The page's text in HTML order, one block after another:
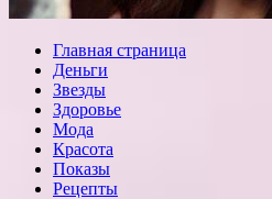
Главная страница
Деньги
Звезды
Здоровье
Мода
Красота
Показы
Рецепты